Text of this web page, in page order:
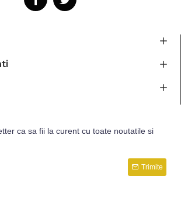
ca sa fii la curent cu toate noutatile si
Trimite